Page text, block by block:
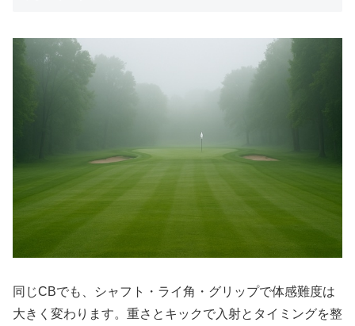
同じCBでも、シャフト・ライ角・グリップで体感難度は
大きく変わります。重さとキックで入射とタイミングを整